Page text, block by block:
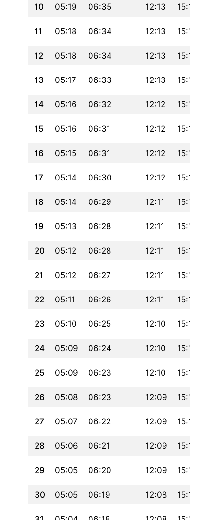
10 05:19 06:35 12:13 15:19
11 05:18 06:34 12:13 15:19
12 05:18 06:34 12:13 15:19
13 05:17 06:33 12:13 15:18
14 05:16 06:32 12:12 15:18
15 05:16 06:31 12:12 15:18
16 05:15 06:31 12:12 15:18
17 05:14 06:30 12:12 15:18
18 05:14 06:29 12:11 15:17
19 05:13 06:28 12:11 15:17
20 05:12 06:28 12:11 15:17
21 05:12 06:27 12:11 15:17
22 05:11 06:26 12:11 15:17
23 05:10 06:25 12:10 15:16
24 05:09 06:24 12:10 15:16
25 05:09 06:23 12:10 15:16
26 05:08 06:23 12:09 15:15
27 05:07 06:22 12:09 15:15
28 05:06 06:21 12:09 15:15
29 05:05 06:20 12:09 15:15
30 05:05 06:19 12:08 15:14